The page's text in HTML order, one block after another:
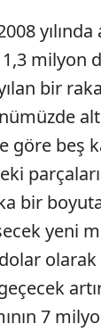
yılında
1,3 milyon
bir
göre beş
bir boyuta
yeni
7